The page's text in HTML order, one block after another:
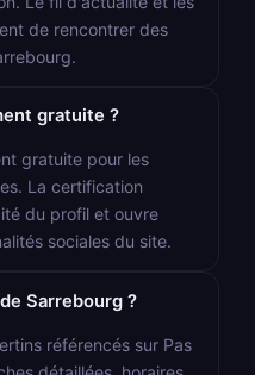
de rencontrer des
gratuite ?
gratuite pour les
La certification
du profil et ouvre
sociales du site.
Sarrebourg ?
référencés sur Pas